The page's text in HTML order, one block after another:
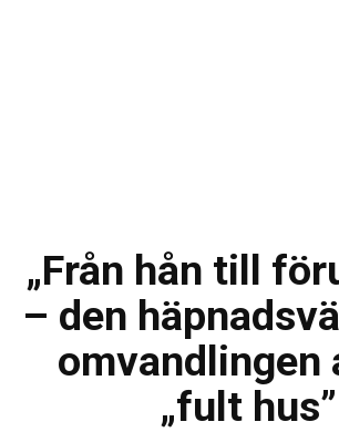
„Från hån till
– den
omvandlingen
„fult hus”